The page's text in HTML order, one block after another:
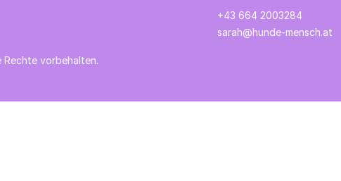
+43 664 2003284
sarah@hunde-mensch.at
Rechte vorbehalten.